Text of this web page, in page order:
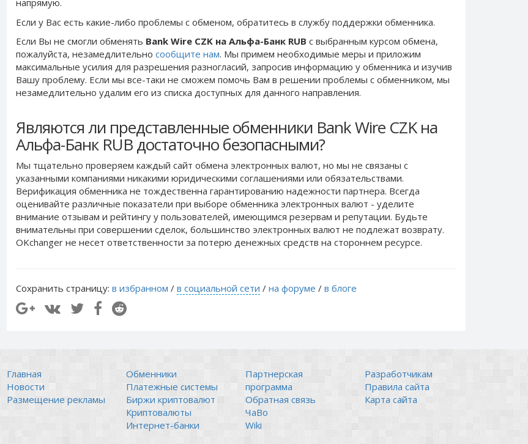
напрямую.
Если у Вас есть какие-либо проблемы с обменом, обратитесь в службу поддержки обменника.
Если Вы не смогли обменять Bank Wire CZK на Альфа-Банк RUB с выбранным курсом обмена,
пожалуйста, незамедлительно сообщите нам. Мы примем необходимые меры и приложим
максимальные усилия для разрешения разногласий, запросив информацию у обменника и изучив
Вашу проблему. Если мы все-таки не сможем помочь Вам в решении проблемы c обменником, мы
незамедлительно удалим его из списка доступных для данного направления.
Являются ли представленные обменники Bank Wire CZK на
Альфа-Банк RUB достаточно безопасными?
Мы тщательно проверяем каждый сайт обмена электронных валют, но мы не связаны c
указанными компаниями никакими юридическими соглашениями или обязательствами.
Верификация обменника не тождественна гарантированию надежности партнера. Всегда
оценивайте различные показатели при выборе обменника электронных валют - уделите
внимание отзывам и рейтингу у пользователей, имеющимся резервам и репутации. Будьте
внимательны при совершении сделок, большинство электронных валют не подлежат возврату.
OKchanger не несет ответственности за потерю денежных средств на стороннем ресурсе.
Сохранить страницу: в избранном / в социальной сети / на форуме / в блоге
Главная
Новости
Размещение рекламы
Обменники
Платежные системы
Биржи криптовалют
Криптовалюты
Интернет-банки
Партнерская
программа
Обратная связь
ЧаВо
Wiki
Разработчикам
Правила сайта
Карта сайта